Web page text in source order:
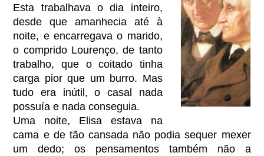
Esta trabalhava o dia inteiro,
desde que amanhecia até à
noite, e encarregava o marido,
o comprido Lourenço, de tanto
trabalho, que o coitado tinha
carga pior que um burro. Mas
tudo era inútil, o casal nada
possuía e nada conseguia.
Uma noite, Elisa estava na
cama e de tão cansada não podia sequer mexer
um dedo; os pensamentos também não a